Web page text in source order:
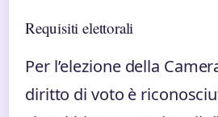
Requisiti elettorali
Per l’elezione della
diritto di voto è